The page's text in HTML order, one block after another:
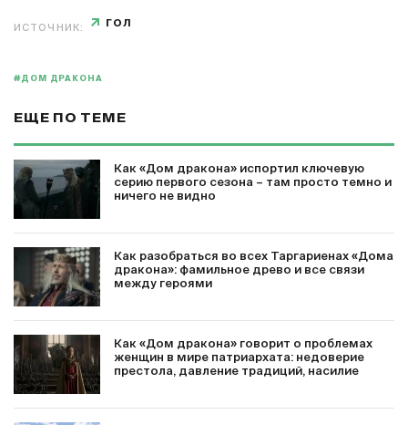
ИСТОЧНИК: ГОЛ
#ДОМ ДРАКОНА
ЕЩЕ ПО ТЕМЕ
Как «Дом дракона» испортил ключевую
серию первого сезона – там просто темно и
ничего не видно
Как разобраться во всех Таргариенах «Дома
дракона»: фамильное древо и все связи
между героями
Как «Дом дракона» говорит о проблемах
женщин в мире патриархата: недоверие
престола, давление традиций, насилие